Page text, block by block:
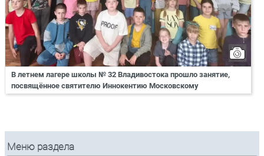
В летнем лагере школы № 32 Владивостока прошло занятие,
посвящённое святителю Иннокентию Московскому
Меню раздела